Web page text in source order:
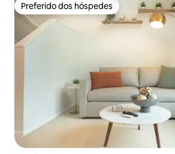
Preferido dos hóspedes
Preferido dos hóspedes